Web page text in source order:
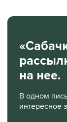
на нее.
В одном
интересное